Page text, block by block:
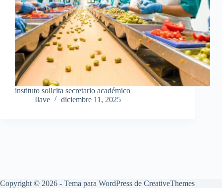
instituto solicita secretario académico
Ilave
diciembre 11, 2025
Copyright © 2026 - Tema para WordPress de CreativeThemes